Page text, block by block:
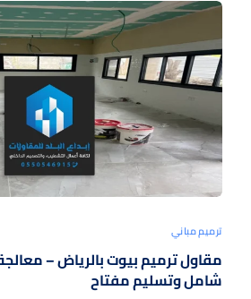
ترميم مباني
مقاول ترميم بيوت بالرياض –
شامل وتسليم مفتاح